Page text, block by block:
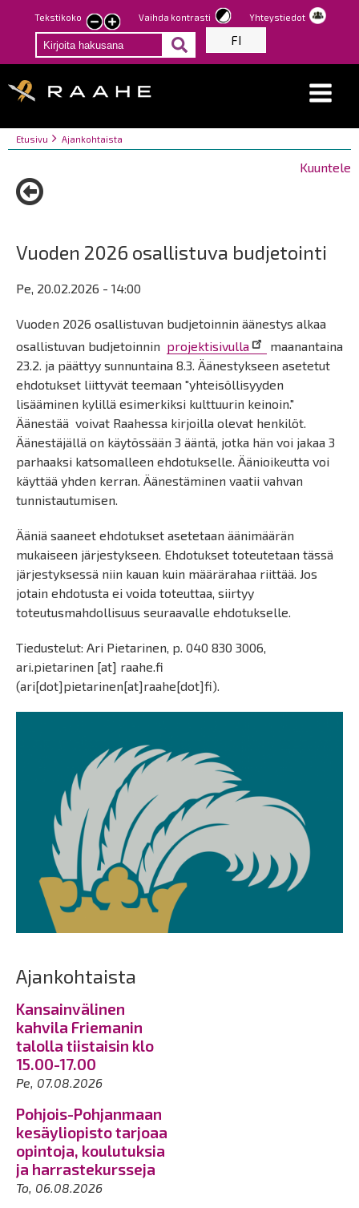
Hyppää
pääsisältöön
Tekstikoko
Pienennä
tekstin
kokoa
Suurenna
tekstin
kokoa
Vaihda kontrasti Yhteystiedot
FI
Breadcrumbs
You
here:
Etusivu Ajankohtaista
Kuuntele
Vuoden 2026 osallistuva budjetointi
Pe, 20.02.2026 - 14:00
Vuoden 2026 osallistuvan budjetoinnin äänestys alkaa
osallistuvan budjetoinnin projektisivulla
maanantaina
23.2. ja päättyy sunnuntaina 8.3. Äänestykseen asetetut
ehdotukset liittyvät teemaan "yhteisöllisyyden
lisääminen kylillä esimerkiksi kulttuurin keinoin."
Äänestää voivat Raahessa kirjoilla olevat henkilöt.
Äänestäjällä on käytössään 3 ääntä, jotka hän voi jakaa 3
parhaaksi katsomalleen ehdotukselle. Äänioikeutta voi
käyttää yhden kerran. Äänestäminen vaatii vahvan
tunnistautumisen.
Ääniä saaneet ehdotukset asetetaan äänimäärän
mukaiseen järjestykseen. Ehdotukset toteutetaan tässä
järjestyksessä niin kauan kuin määrärahaa riittää. Jos
jotain ehdotusta ei voida toteuttaa, siirtyy
toteutusmahdollisuus seuraavalle ehdotukselle.
Tiedustelut: Ari Pietarinen, p. 040 830 3006,
ari.pietarinen [at] raahe.fi
(ari[dot]pietarinen[at]raahe[dot]fi).
Ajankohtaista
Kansainvälinen
kahvila Friemanin
talolla tiistaisin klo
15.00-17.00
Pe, 07.08.2026
Pohjois-Pohjanmaan
kesäyliopisto tarjoaa
opintoja, koulutuksia
ja harrastekursseja
To, 06.08.2026